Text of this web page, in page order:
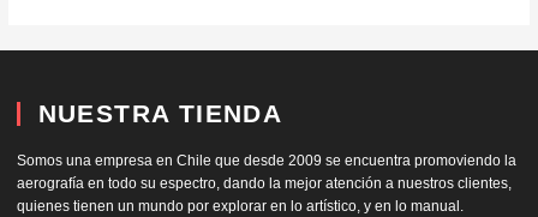
NUESTRA TIENDA
Somos una empresa en Chile que desde 2009 se encuentra promoviendo la
aerografía en todo su espectro, dando la mejor atención a nuestros clientes,
quienes tienen un mundo por explorar en lo artístico, y en lo manual.